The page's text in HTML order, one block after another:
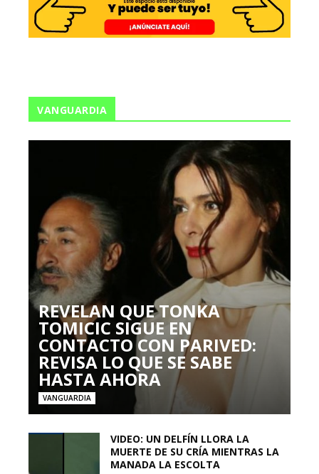
VANGUARDIA
REVELAN QUE TONKA
TOMICIC SIGUE EN
CONTACTO CON PARIVED:
REVISA LO QUE SE SABE
HASTA AHORA
VANGUARDIA
VIDEO: UN DELFÍN LLORA LA
MUERTE DE SU CRÍA MIENTRAS LA
MANADA LA ESCOLTA